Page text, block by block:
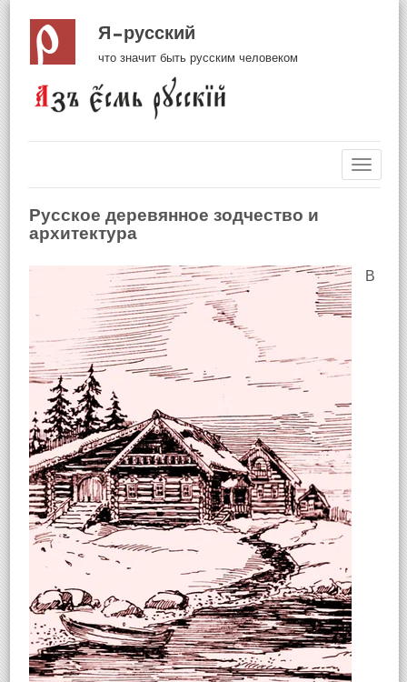
Я русский
что значит быть русским человеком
Русское деревянное зодчество и
архитектура
В